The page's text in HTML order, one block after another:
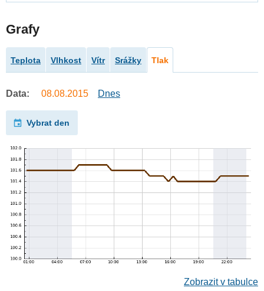
Grafy
Teplota Vlhkost Vítr Srážky Tlak
Data: 08.08.2015 Dnes
Vybrat den
Zobrazit v tabulce